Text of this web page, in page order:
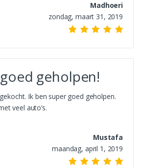
Madhoeri
zondag, maart 31, 2019
geholpen!
Ik ben super goed geholpen.
veel auto’s.
Mustafa
maandag, april 1, 2019